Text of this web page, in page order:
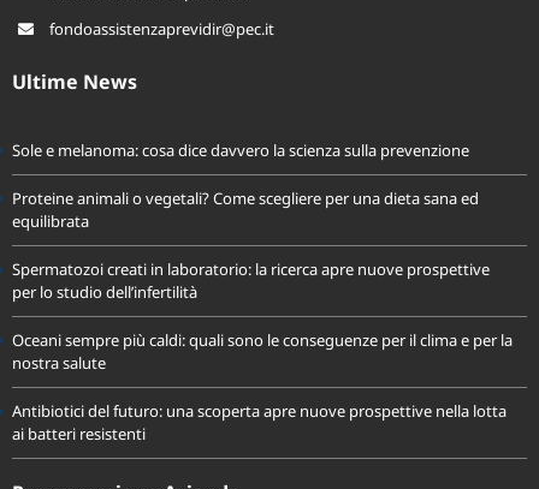
fondo.assistenza@previdir.it
Proteine animali o vegetali? Come scegliere per una dieta sana ed
Spermatozoi creati in laboratorio: la ricerca apre nuove prospettive
Oceani sempre più caldi: quali sono le conseguenze per il clima e per la
Antibiotici del futuro: una scoperta apre nuove prospettive nella lotta